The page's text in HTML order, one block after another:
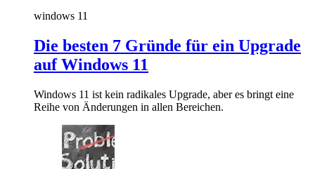
windows 11
Die besten 7 Gründe für ein Upgrade
auf Windows 11
Windows 11 ist kein radikales Upgrade, aber es bringt eine
Reihe von Änderungen in allen Bereichen.